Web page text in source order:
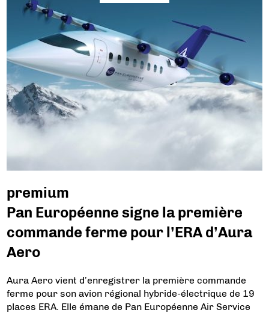
premium
Pan Européenne signe la première
commande ferme pour l’ERA d’Aura
Aero
Aura Aero vient d’enregistrer la première commande
ferme pour son avion régional hybride-électrique de 19
places ERA. Elle émane de Pan Européenne Air Service